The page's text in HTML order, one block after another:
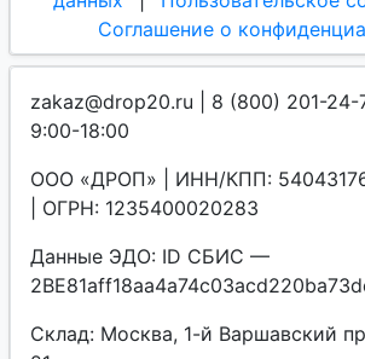
Соглашение о
zakaz@drop20.ru | 8 (800) 201-
9:00-18:00
ООО «ДРОП» | ИНН/КПП:
| ОГРН: 1235400020283
Данные ЭДО: ID СБИС —
Склад: Москва, 1-й Варшавский